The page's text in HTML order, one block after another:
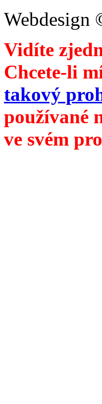
Webdesign
Vidíte
Chcete-li
takový
používané
ve svém